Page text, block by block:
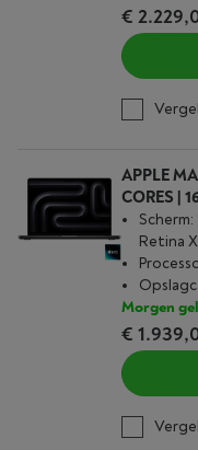
€
APPLE
CORES |
Scherm:
Retina
Morgen
€